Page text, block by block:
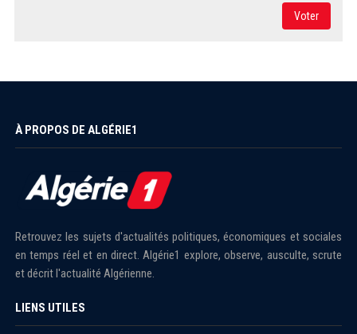
Voter
À PROPOS DE ALGÉRIE1
Retrouvez les sujets d'actualités politiques, économiques et sociales
en temps réel et en direct. Algérie1 explore, observe, ausculte, scrute
et décrit l'actualité Algérienne.
LIENS UTILES